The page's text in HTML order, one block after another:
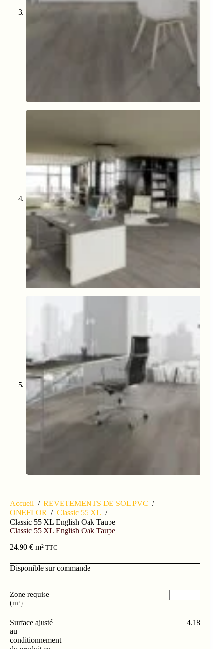
Accueil / REVETEMENTS DE SOL PVC /
ONEFLOR / Classic 55 XL /
Classic 55 XL English Oak Taupe
Classic 55 XL English Oak Taupe
24.90 € m² TTC
Disponible sur commande
Zone requise
(m²)
Surface ajusté
au
conditionnement
4.18